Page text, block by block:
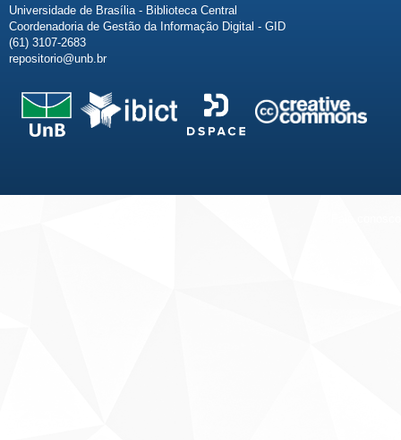
Universidade de Brasília - Biblioteca Central
Coordenadoria de Gestão da Informação Digital - GID
(61) 3107-2683
repositorio@unb.br